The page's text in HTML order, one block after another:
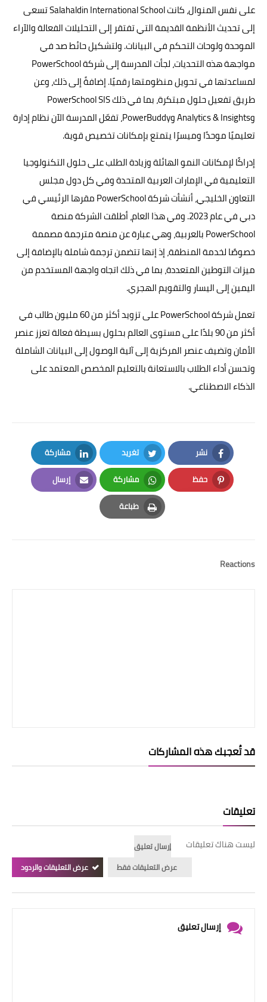
على نفس المنوال، كانت Salahaldin International School تسعى
إلى تحديث الأنظمة القديمة التي تفتقر إلى التحليلات الفعالة والآراء
الموحدة ولوحات التحكم في البيانات. ولتشكيل حائط صد في
مواجهة هذه التحديات، لجأت المدرسة إلى شركة PowerSchool
لمساعدتها في تحويل منظومتها رقميًا. إضافةً إلى ذلك، وعن
طريق تفعيل حلول مبتكرة، بما في ذلك PowerSchool SIS
وAnalytics & Insights وPowerBuddy، تفعّل المدرسة الآن نظام إدارة
تعليميًا موحدًا وميسرًا يتمتع بإمكانات تخصيص قوية.
إدراكًا لإمكانات النمو الهائلة وزيادة الطلب على حلول التكنولوجيا
التعليمية في الإمارات العربية المتحدة وفي كل دول مجلس
التعاون الخليجي، أنشأت شركة PowerSchool مقرها الرئيسي في
دبي في عام 2023. وفي هذا العام، أطلقت الشركة منصة
PowerSchool بالعربية، وهي عبارة عن منصة مترجمة مصممة
خصوصًا لخدمة المنطقة، إذ إنها تتضمن ترجمة شاملة بالإضافة إلى
ميزات التوطين المتعددة، بما في ذلك اتجاه واجهة المستخدم من
اليمين إلى اليسار والتقويم الهجري.
تعمل شركة PowerSchool على تزويد أكثر من 60 مليون طالب في
أكثر من 90 بلدًا على مستوى العالم بحلول بسيطة فعالة تعزز عنصر
الأمان وتضيف عنصر المركزية إلى آلية الوصول إلى البيانات الشاملة
وتحسن أداء الطلاب بالاستعانة بالتعليم المخصص المعتمد على
الذكاء الاصطناعي.
نشر
Facebook
تغريد
Twitter
مشاركة
LinkedIn
حفظ
Pinterest
مشاركة
Whatsapp
إرسال
Email
طباعة
Print
Reactions
قد تُعجبك هذه المشاركات
تعليقات
ليست هناك تعليقات
إرسال تعليق
عرض التعليقات فقط
عرض التعليقات والردود
إرسال تعليق